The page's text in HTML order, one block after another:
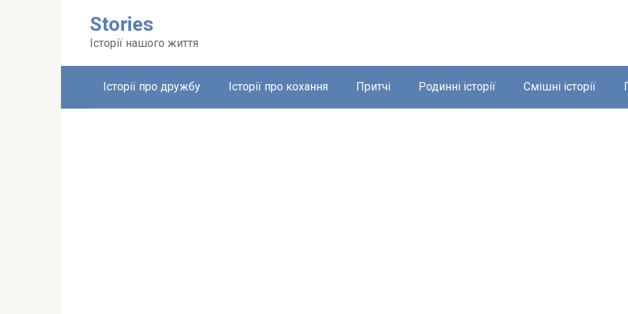
Stories
Історії нашого життя
Історії про дружбу Історії про кохання Притчі Родинні історії Смішні історії